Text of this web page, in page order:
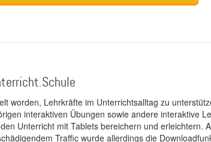
worden, Lehrkräfte im Unterrichtsalltag zu
interaktiven Übungen sowie andere interaktive
Unterricht mit Tablets bereichern und erleichtern.
Traffic wurde allerdings die